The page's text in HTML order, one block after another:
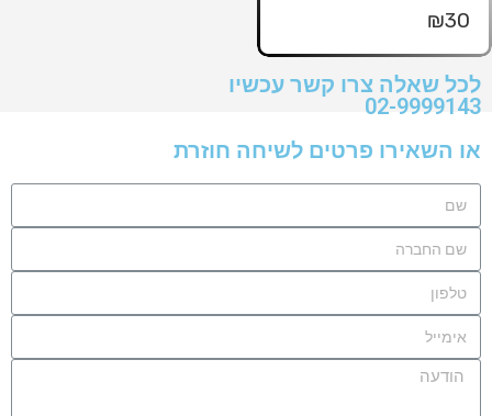
₪30
לכל שאלה צרו קשר עכשיו
02-9999143
או השאירו פרטים לשיחה חוזרת